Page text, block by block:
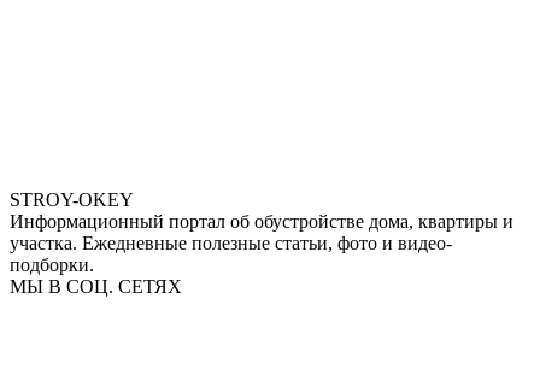
STROY-OKEY
Информационный портал об обустройстве дома, квартиры и
участка. Ежедневные полезные статьи, фото и видео-
подборки.
МЫ В СОЦ. СЕТЯХ